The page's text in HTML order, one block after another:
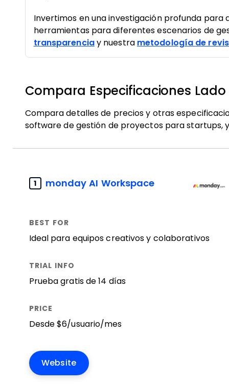
Invertimos en una investigación profunda para
herramientas para diferentes escenarios de
transparenciay nuestra metodología de
Compara Especificaciones
Compara detalles de precios y otras
software de gestión de proyectos para startups,
1 monday AI Workspace
Ideal para equipos creativos y colaborativos
Prueba gratis de 14 días
Desde $6/usuario/mes
Website